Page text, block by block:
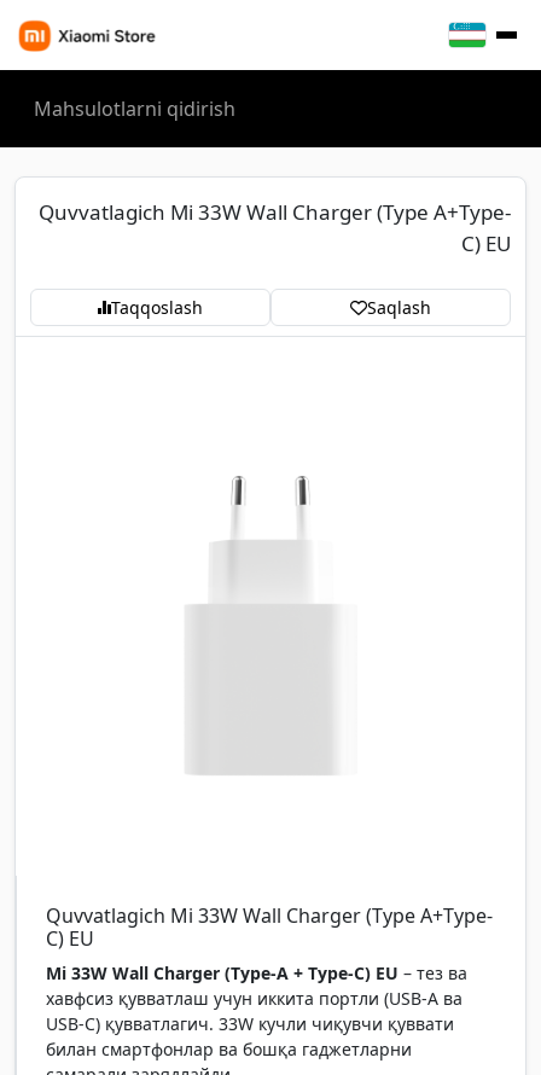
Quvvatlagich Mi 33W Wall Charger (Type A+Type-
C) EU
Taqqoslash Saqlash
Quvvatlagich Mi 33W Wall Charger (Type A+Type-
C) EU
Mi 33W Wall Charger (Type-A + Type-C) EU – тез ва
хавфсиз қувватлаш учун иккита портли (USB-A ва
USB-C) қувватлагич. 33W кучли чиқувчи қуввати
билан смартфонлар ва бошқа гаджетларни